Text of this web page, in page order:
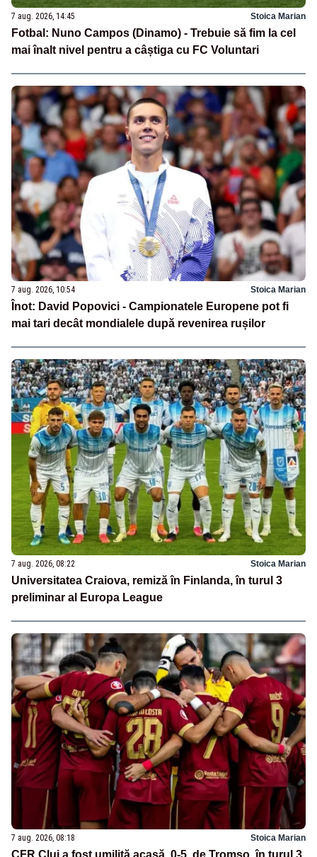
7 aug. 2026, 14:45 Stoica Marian
Fotbal: Nuno Campos (Dinamo) - Trebuie să fim la cel
mai înalt nivel pentru a câștiga cu FC Voluntari
7 aug. 2026, 10:54 Stoica Marian
Înot: David Popovici - Campionatele Europene pot fi
mai tari decât mondialele după revenirea rușilor
7 aug. 2026, 08:22 Stoica Marian
Universitatea Craiova, remiză în Finlanda, în turul 3
preliminar al Europa League
7 aug. 2026, 08:18 Stoica Marian
CFR Cluj a fost umilită acasă, 0-5, de Tromso, în turul 3